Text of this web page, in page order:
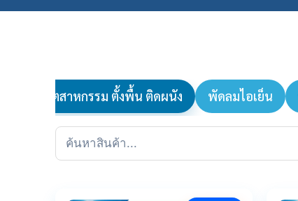
พัดลมอุตสาหกรรม ตั้งพื้น ติดผนัง พัดลมไอเย็น